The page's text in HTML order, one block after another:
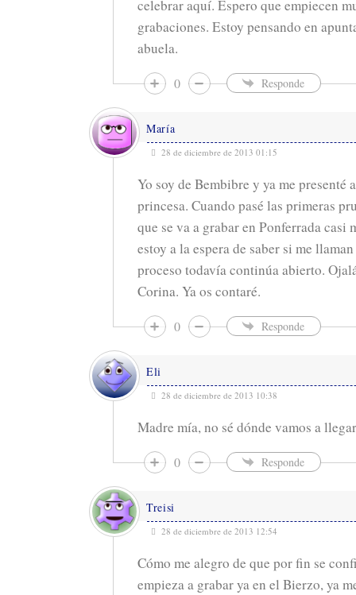
celebrar aquí. Espero que empiecen
grabaciones. Estoy pensando en
abuela.
0 Responde
María
28 de diciembre de 2013 01:15
Yo soy de Bembibre y ya me presenté
princesa. Cuando pasé las primeras
que se va a grabar en Ponferrada casi
estoy a la espera de saber si me
proceso todavía continúa abierto.
Corina. Ya os contaré.
0 Responde
Eli
28 de diciembre de 2013 10:38
Madre mía, no sé dónde vamos a
0 Responde
Treisi
28 de diciembre de 2013 12:54
Cómo me alegro de que por fin se
empieza a grabar ya en el Bierzo, ya